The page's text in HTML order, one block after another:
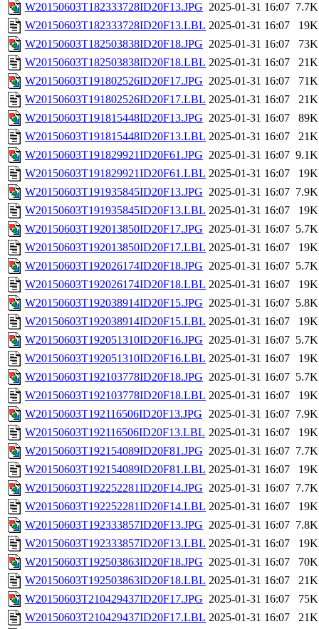
W20150603T182333728ID20F13.JPG 2025-01-31 16:07 7.7K
W20150603T182333728ID20F13.LBL 2025-01-31 16:07
19K
W20150603T182503838ID20F18.JPG 2025-01-31 16:07
73K
W20150603T182503838ID20F18.LBL 2025-01-31 16:07
21K
W20150603T191802526ID20F17.JPG 2025-01-31 16:07
71K
W20150603T191802526ID20F17.LBL 2025-01-31 16:07
21K
W20150603T191815448ID20F13.JPG 2025-01-31 16:07
89K
W20150603T191815448ID20F13.LBL 2025-01-31 16:07
21K
W20150603T191829921ID20F61.JPG 2025-01-31 16:07 9.1K
W20150603T191829921ID20F61.LBL 2025-01-31 16:07
19K
W20150603T191935845ID20F13.JPG 2025-01-31 16:07 7.9K
W20150603T191935845ID20F13.LBL 2025-01-31 16:07
19K
W20150603T192013850ID20F17.JPG 2025-01-31 16:07 5.7K
W20150603T192013850ID20F17.LBL 2025-01-31 16:07
19K
W20150603T192026174ID20F18.JPG 2025-01-31 16:07 5.7K
W20150603T192026174ID20F18.LBL 2025-01-31 16:07
19K
W20150603T192038914ID20F15.JPG 2025-01-31 16:07 5.8K
W20150603T192038914ID20F15.LBL 2025-01-31 16:07
19K
W20150603T192051310ID20F16.JPG 2025-01-31 16:07 5.7K
W20150603T192051310ID20F16.LBL 2025-01-31 16:07
19K
W20150603T192103778ID20F18.JPG 2025-01-31 16:07 5.7K
W20150603T192103778ID20F18.LBL 2025-01-31 16:07
19K
W20150603T192116506ID20F13.JPG 2025-01-31 16:07 7.9K
W20150603T192116506ID20F13.LBL 2025-01-31 16:07
19K
W20150603T192154089ID20F81.JPG 2025-01-31 16:07 7.7K
W20150603T192154089ID20F81.LBL 2025-01-31 16:07
19K
W20150603T192252281ID20F14.JPG 2025-01-31 16:07 7.7K
W20150603T192252281ID20F14.LBL 2025-01-31 16:07
19K
W20150603T192333857ID20F13.JPG 2025-01-31 16:07 7.8K
W20150603T192333857ID20F13.LBL 2025-01-31 16:07
19K
W20150603T192503863ID20F18.JPG 2025-01-31 16:07
70K
W20150603T192503863ID20F18.LBL 2025-01-31 16:07
21K
W20150603T210429437ID20F17.JPG 2025-01-31 16:07
75K
W20150603T210429437ID20F17.LBL 2025-01-31 16:07
21K